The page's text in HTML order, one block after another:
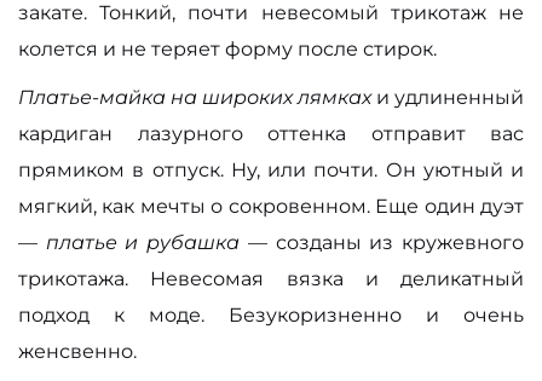
закате. Тонкий, почти невесомый трикотаж не
колется и не теряет форму после стирок.
Платье-майка на широких лямкахи удлиненный
кардиган лазурного оттенка отправит вас
прямиком в отпуск. Ну, или почти. Он уютный и
мягкий, как мечты о сокровенном. Еще один дуэт
— платье и рубашка — созданы из кружевного
трикотажа. Невесомая вязка и деликатный
подход к моде. Безукоризненно и очень
женсвенно.